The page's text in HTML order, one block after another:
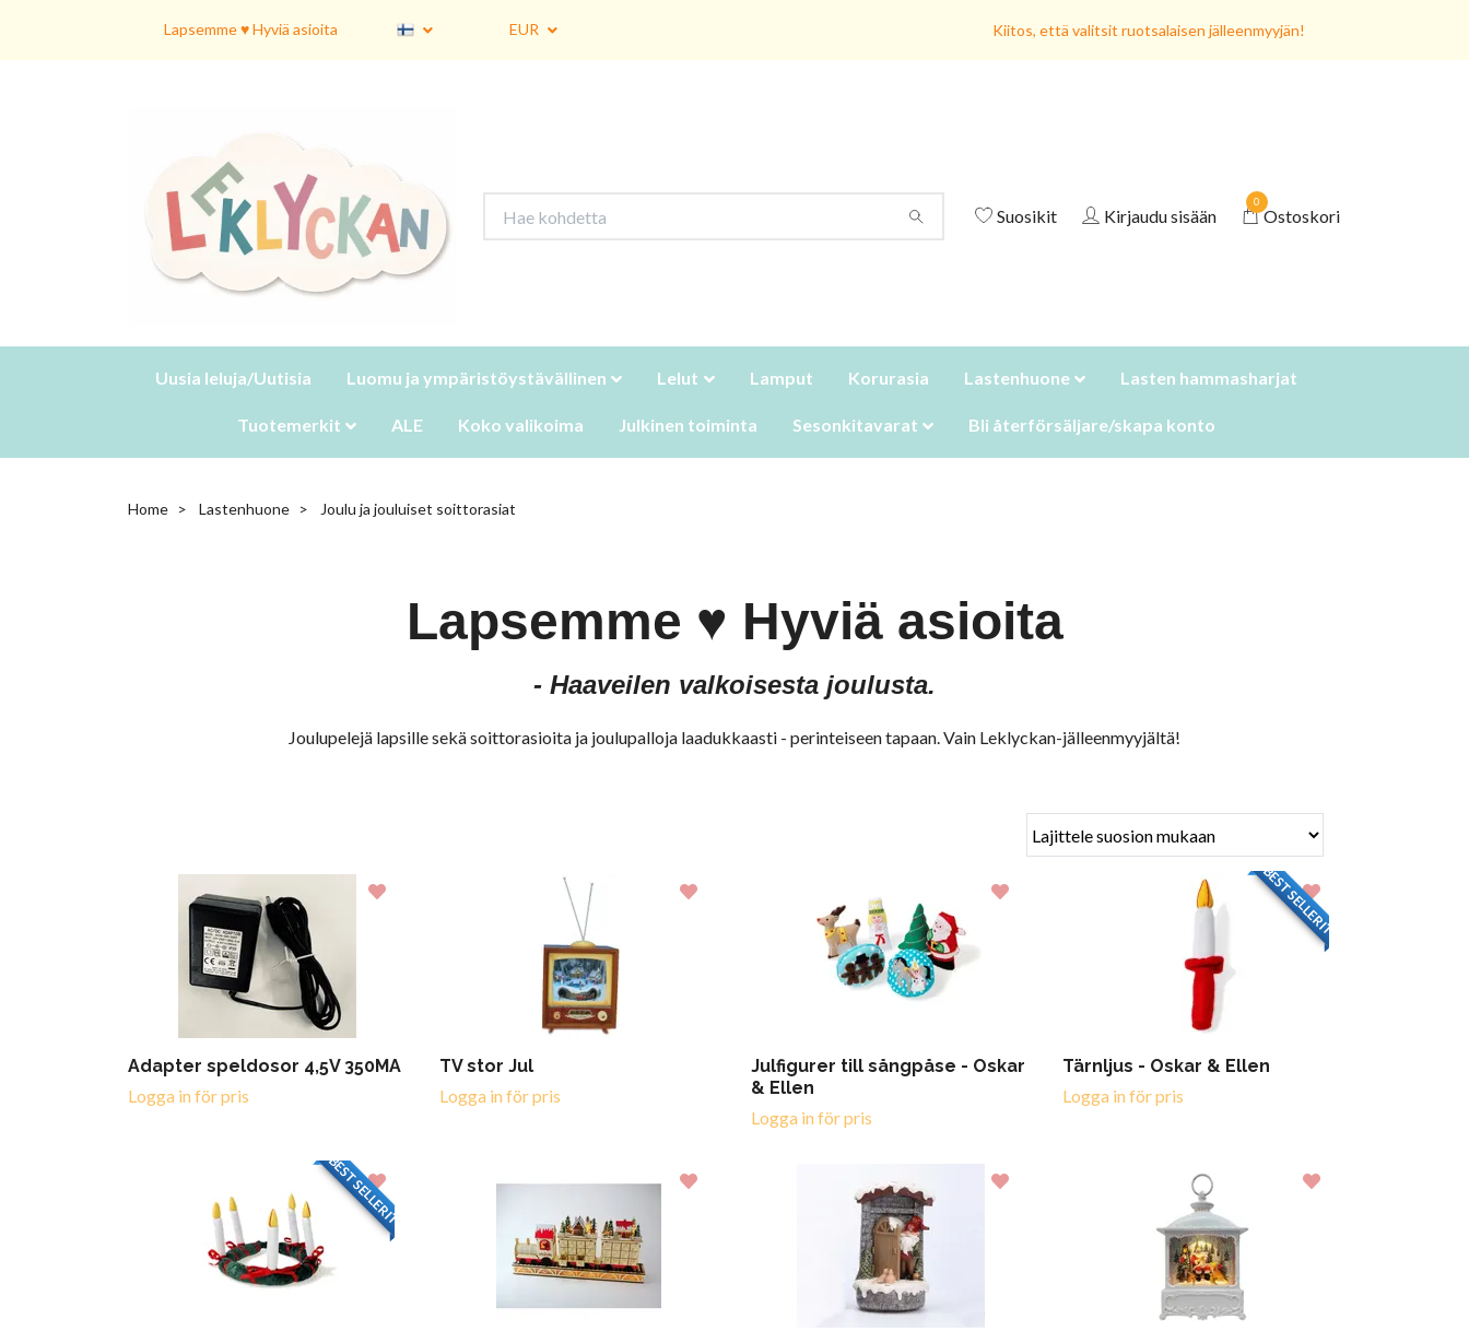
Lapsemme ♥ Hyviä asioita EUR Kiitos, että valitsit ruotsalaisen jälleenmyyjän!
Suosikit Kirjaudu sisään
0
Ostoskori
Uusia leluja/Uutisia Luomu ja ympäristöystävällinen Lelut Lamput Korurasia Lastenhuone Lasten hammasharjat
Tuotemerkit ALE Koko valikoima Julkinen toiminta Sesonkitavarat Bli återförsäljare/skapa konto
Home Lastenhuone Joulu ja jouluiset soittorasiat
Lapsemme ♥ Hyviä asioita
- Haaveilen valkoisesta joulusta.
Joulupelejä lapsille sekä soittorasioita ja joulupalloja laadukkaasti - perinteiseen tapaan. Vain Leklyckan-jälleenmyyjältä!
Adapter speldosor 4,5V 350MA
Logga in för pris
TV stor Jul
Logga in för pris
Julfigurer till sångpåse - Oskar
& Ellen
Logga in för pris
BESTSELLERIT
Tärnljus - Oskar & Ellen
Logga in för pris
BESTSELLERIT